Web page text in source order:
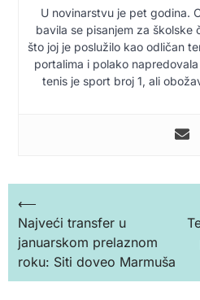
U novinarstvu je pet godina.
bavila se pisanjem za školske
što joj je poslužilo kao odličan
portalima i polako
tenis je sport broj 1, ali
Кретање
чланка
⟵
Najveći transfer u
januarskom prelaznom
roku: Siti doveo Marmuša